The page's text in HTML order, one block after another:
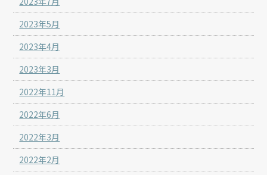
2023年5月
2023年4月
2023年3月
2022年11月
2022年6月
2022年3月
2022年2月